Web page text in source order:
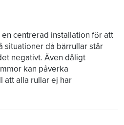
centrerad installation för att
situationer då bärrullar står
negativt. Även dåligt
kan påverka
att alla rullar ej har